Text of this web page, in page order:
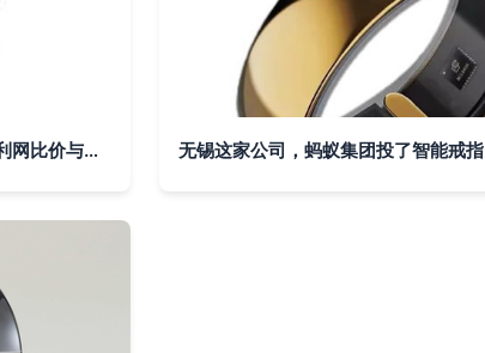
1550元钻石戒指深度评测 51比购返利网比价与智能戒指新趋势 无锡这家公司，蚂蚁集团投了智能戒指